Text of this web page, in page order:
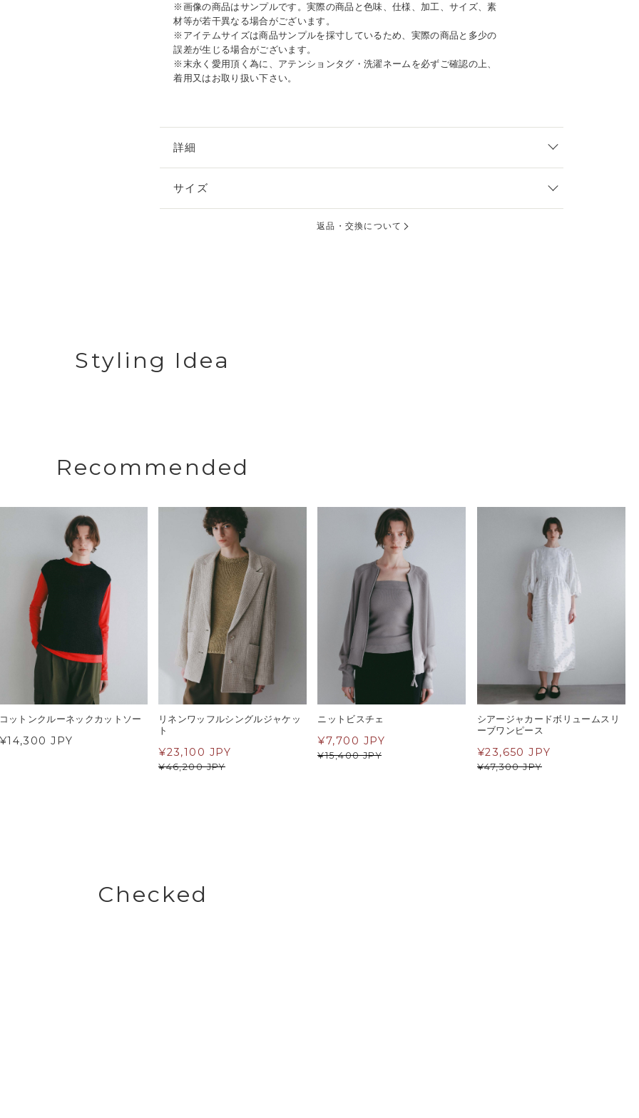
※画像の商品はサンプルです。実際の商品と色味、仕様、加工、サイズ、素
材等が若干異なる場合がございます。
※アイテムサイズは商品サンプルを採寸しているため、実際の商品と多少の
誤差が生じる場合がございます。
※末永く愛用頂く為に、アテンションタグ・洗濯ネームを必ずご確認の上、
着用又はお取り扱い下さい。
詳細
サイズ
返品・交換について
Styling Idea
Recommended
ットンクルーネックカットソー
JPY
リネンワッフルシングルジャケッ
ト
¥46,200 JPY
¥23,100 JPY
ニットビスチェ
¥15,400 JPY
¥7,700 JPY
シアージャカードボリュームスリ
ーブワンピース
¥47,300 JPY
¥23,650 JPY
Checked